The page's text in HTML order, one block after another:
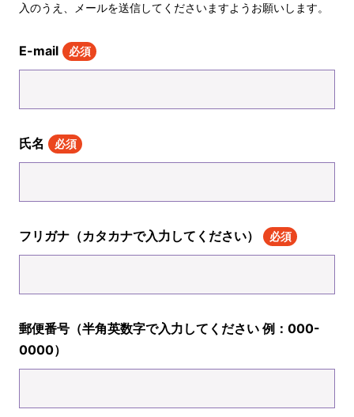
入のうえ、メールを送信してくださいますようお願いします。
E-mail 必須
氏名 必須
フリガナ（カタカナで入力してください） 必須
郵便番号（半角英数字で入力してください 例：000-
0000）